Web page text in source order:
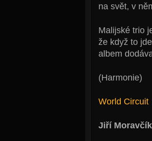
na svět, v
Malijské trio
že když to
albem
(Harmonie)
World Circuit
Jiří Moravčík